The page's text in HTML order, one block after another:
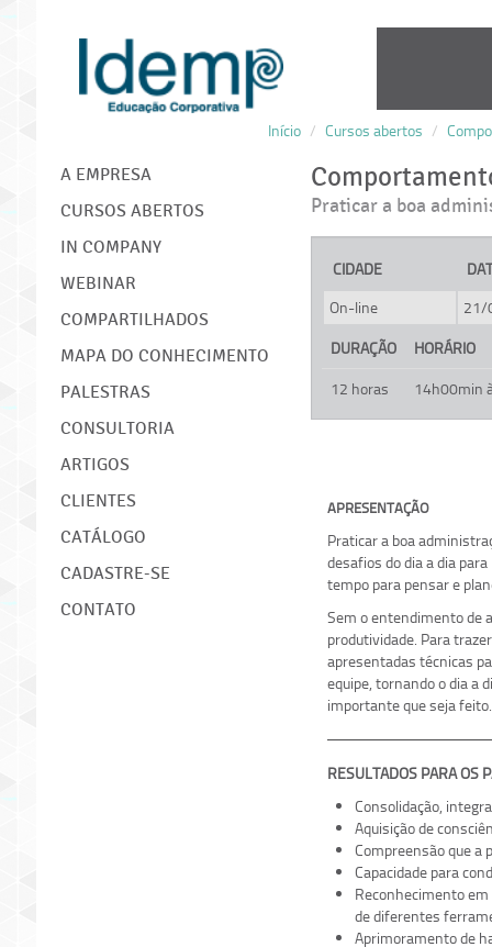
IDEMP
Início / Cursos abertos /
A EMPRESA
CURSOS ABERTOS
IN COMPANY
WEBINAR
COMPARTILHADOS
MAPA DO CONHECIMENTO
PALESTRAS
CONSULTORIA
ARTIGOS
CLIENTES
CATÁLOGO
CADASTRE-SE
CONTATO
Praticar a boa
CIDADE
On-line
21/
DURAÇÃO
HORÁRIO
12 horas
14h00min
APRESENTAÇÃO
Praticar a boa
desafios do dia a dia
tempo para pensar e
Sem o entendimento de
produtividade. Para
apresentadas técnicas
equipe, tornando o dia a
importante que seja feito.
RESULTADOS PARA OS
Consolidação,
Aquisição de
Compreensão que a
Capacidade para
Reconhecimento
de diferentes
Aprimoramento de